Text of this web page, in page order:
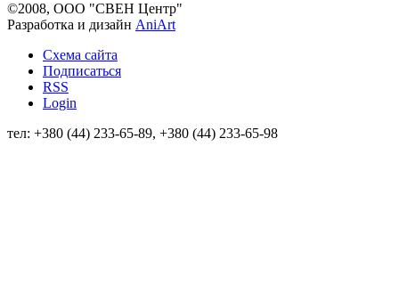
©2008, ООО "СВЕН Центр"
Разработка и дизайн AniArt
Схема сайта
Подписаться
RSS
Login
тел: +380 (44) 233-65-89, +380 (44) 233-65-98